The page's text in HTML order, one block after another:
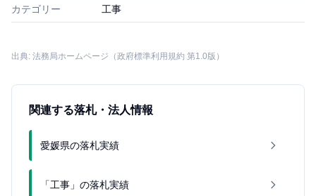
カテゴリー 工事
出典: 法務局ホームページ（政府標準利用規約 第1.0版）
関連する落札・法人情報
愛媛県の落札実績
「工事」の落札実績